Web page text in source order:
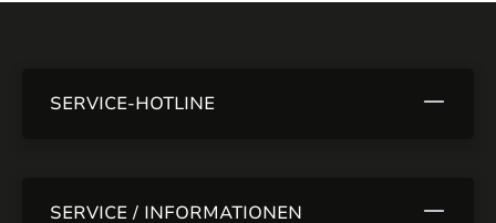
SERVICE-HOTLINE
SERVICE / INFORMATIONEN